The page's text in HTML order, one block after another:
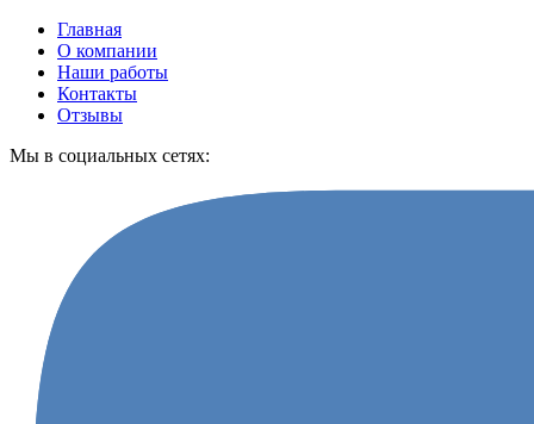
Главная
О компании
Наши работы
Контакты
Отзывы
Мы в социальных сетях: